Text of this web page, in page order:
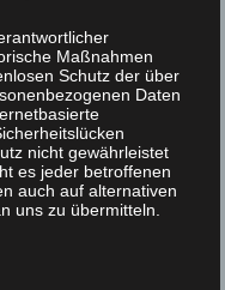
Maßnahmen
Schutz der über
Daten
nicht gewährleistet
es jeder betroffenen
auch auf alternativen
uns zu übermitteln.